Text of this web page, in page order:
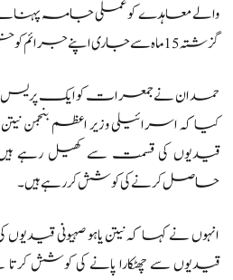
والے معاہدے کو عملی جامہ
گزشتہ 15 ماہ سے جاری اپنے جرائم کو ختم کرنے کا عہد کرے۔
حمدان نے جمعرات کو ایک پریس
کیا کہ اسرائیلی وزیر اعظم بنجمن
قیدیوں کی قسمت سے کھیل رہے ہیں
حاصل کرنے کی کوشش کر رہے ہیں۔
انہوں نے کہا کہ نیتن یاہو صہیونی قیدیوں
قیدیوں سے چھٹکارا پانے کی کوشش